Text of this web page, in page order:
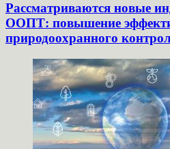
Рассматриваются новые
ООПТ: повышение
природоохранного